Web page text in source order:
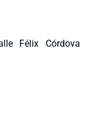
Félix Córdova